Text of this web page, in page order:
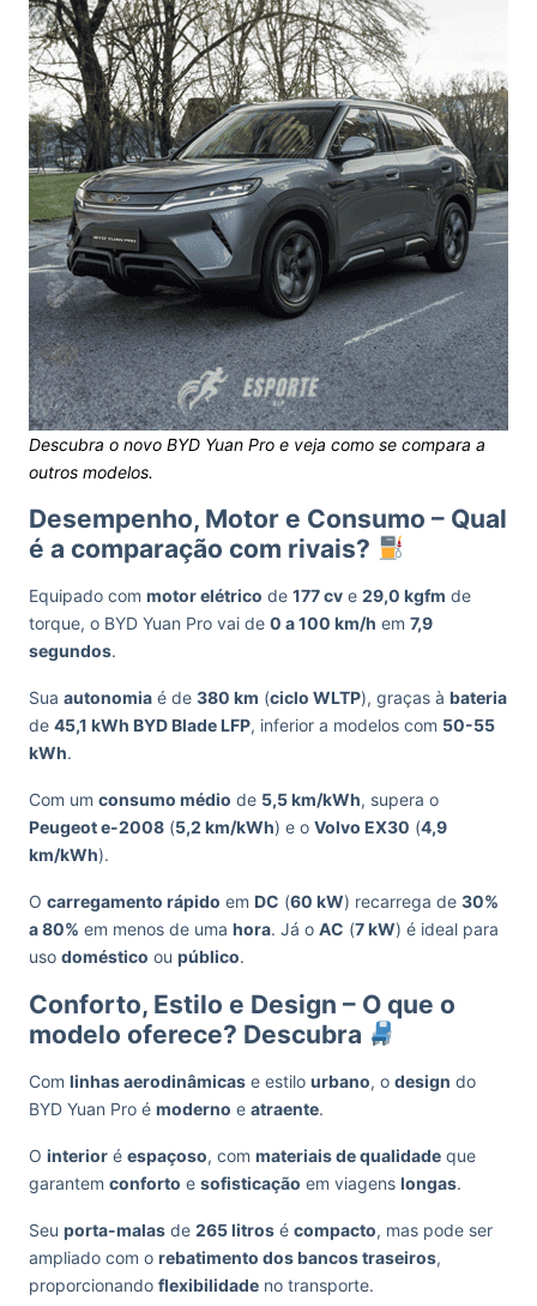
Descubra o novo BYD Yuan Pro e veja como se compara a
outros modelos.
Desempenho, Motor e Consumo – Qual
é a comparação com rivais?
Equipado com motor elétrico de 177 cv e 29,0 kgfm de
torque, o BYD Yuan Pro vai de 0 a 100 km/h em 7,9
segundos.
Sua autonomia é de 380 km (ciclo WLTP), graças à bateria
de 45,1 kWh BYD Blade LFP, inferior a modelos com 50-55
kWh.
Com um consumo médio de 5,5 km/kWh, supera o
Peugeot e-2008 (5,2 km/kWh) e o Volvo EX30 (4,9
km/kWh).
O carregamento rápido em DC (60 kW) recarrega de 30%
a 80% em menos de uma hora. Já o AC (7 kW) é ideal para
uso doméstico ou público.
Conforto, Estilo e Design – O que o
modelo oferece? Descubra
Com linhas aerodinâmicas e estilo urbano, o design do
BYD Yuan Pro é moderno e atraente.
O interior é espaçoso, com materiais de qualidade que
garantem conforto e sofisticação em viagens longas.
Seu porta-malas de 265 litros é compacto, mas pode ser
ampliado com o rebatimento dos bancos traseiros,
proporcionando flexibilidade no transporte.